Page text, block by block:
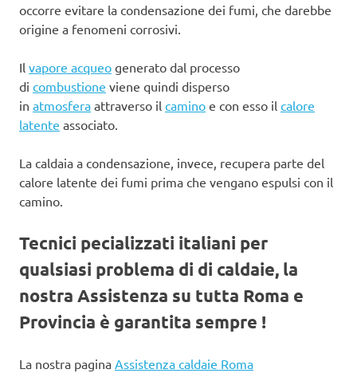
occorre evitare la condensazione dei fumi, che darebbe
origine a fenomeni corrosivi.
Il vapore acqueo generato dal processo
di combustione viene quindi disperso
in atmosfera attraverso il camino e con esso il calore
latente associato.
La caldaia a condensazione, invece, recupera parte del
calore latente dei fumi prima che vengano espulsi con il
camino.
Tecnici pecializzati italiani per
qualsiasi problema di di caldaie, la
nostra Assistenza su tutta Roma e
Provincia è garantita sempre !
La nostra pagina Assistenza caldaie Roma